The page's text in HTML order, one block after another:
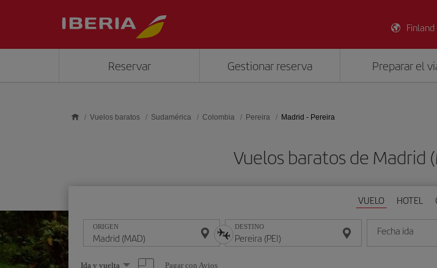
Finland
Reservar Gestionar reserva Preparar el
Vuelos baratos Sudamérica Colombia Pereira Madrid - Pereira
Vuelos baratos de Madrid
VUELO HOTEL
ORIGEN DESTINO Fecha ida
Introduce la fecha
Ida y vuelta Pagar con Avios